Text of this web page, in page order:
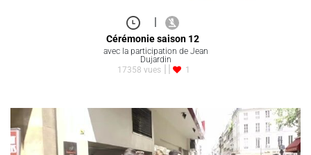
Cérémonie saison 12
avec la participation de Jean
Dujardin
17358 vues
1